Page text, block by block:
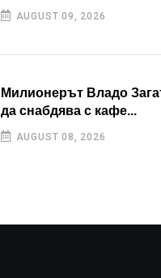
AUGUST 09, 2026
Милионерът Владо
да снабдява с кафе...
AUGUST 08, 2026